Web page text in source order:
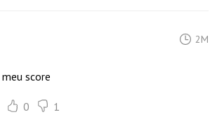
2M
score
0 1